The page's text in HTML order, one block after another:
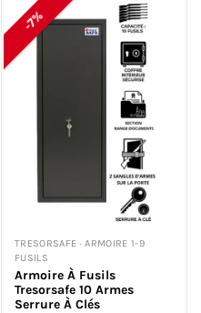
-7%
TRESORSAFE · ARMOIRE 1-9
FUSILS
Armoire À Fusils
Tresorsafe 10 Armes
Serrure À Clés